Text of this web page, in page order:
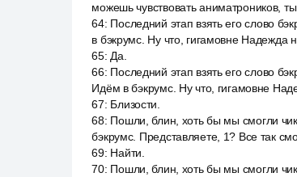
можешь чувствовать аниматроников,
64: Последний этап взять его слово
в бэкрумс. Ну что, гигамовне Надежда
65: Да.
66: Последний этап взять его слово
Идём в бэкрумс. Ну что, гигамовне
67: Близости.
68: Пошли, блин, хоть бы мы смогли
бэкрумс. Представляете, 1? Все так
69: Найти.
70: Пошли, блин, хоть бы мы смогли